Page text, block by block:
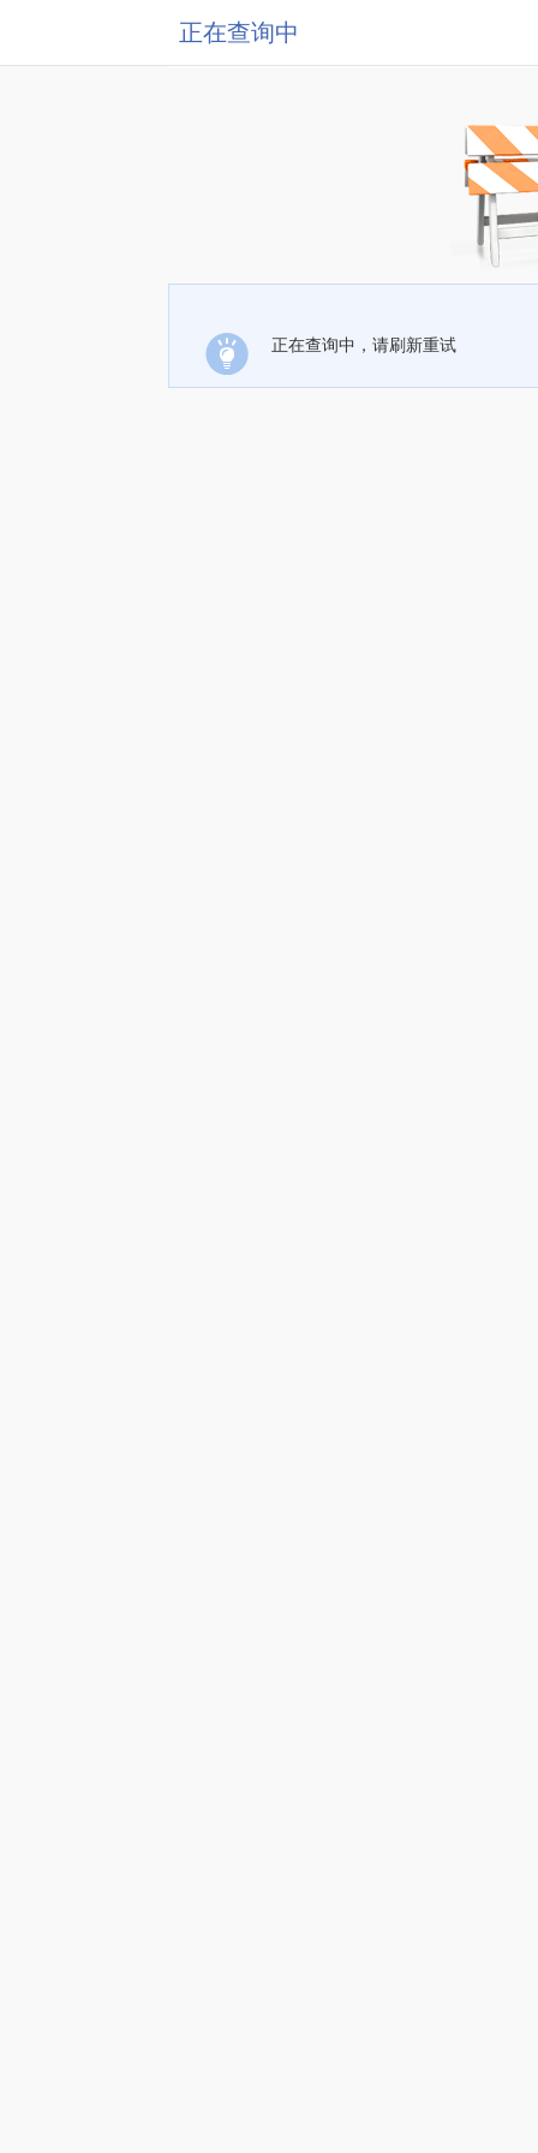
正在查询中
正在查询中，请刷新重试